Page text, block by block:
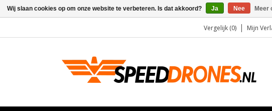
Vergelijk (0) Mijn
Wij slaan cookies op om onze website te verbeteren. Is dat akkoord? Ja Nee Meer